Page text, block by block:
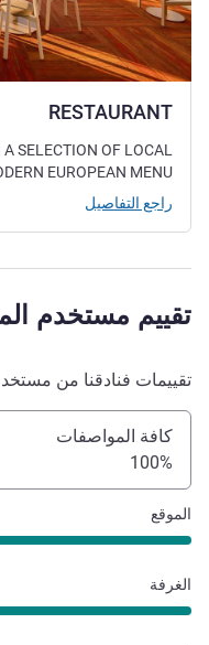
RESTAURANT
SELECTION OF LOCAL
EUROPEAN MENU.
راجع التفاصيل
تقييم مستخدم
تقييمات فنادقنا من
كافة المواصفات
100%
الموقع
الغرفة